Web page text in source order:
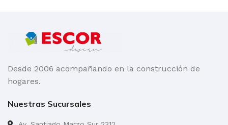
Desde 2006 acompañando en la construcción de
hogares.
Nuestras Sucursales